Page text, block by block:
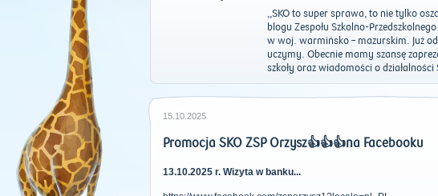
,,SKO to super sprawa, to nie tylko
blogu Zespołu Szkolno-
w woj. warmińsko – mazurskim. Już
uczymy. Obecnie mamy szansę
szkoły oraz wiadomości o działalności
15.10.2025
Promocja SKO ZSP Orzysz👍👍👍na Facebooku
13.10.2025 r. Wizyta w banku...